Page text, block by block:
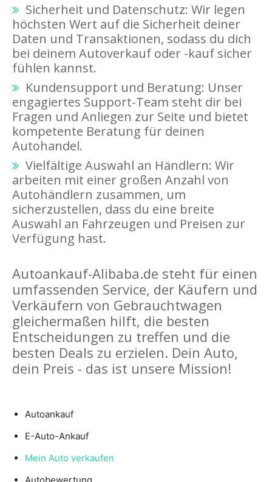
Sicherheit und Datenschutz: Wir legen
höchsten Wert auf die Sicherheit deiner
Daten und Transaktionen, sodass du dich
bei deinem Autoverkauf oder -kauf sicher
fühlen kannst.
Kundensupport und Beratung: Unser
engagiertes Support-Team steht dir bei
Fragen und Anliegen zur Seite und bietet
kompetente Beratung für deinen
Autohandel.
Vielfältige Auswahl an Händlern: Wir
arbeiten mit einer großen Anzahl von
Autohändlern zusammen, um
sicherzustellen, dass du eine breite
Auswahl an Fahrzeugen und Preisen zur
Verfügung hast.
Autoankauf-Alibaba.de steht für einen
umfassenden Service, der Käufern und
Verkäufern von Gebrauchtwagen
gleichermaßen hilft, die besten
Entscheidungen zu treffen und die
besten Deals zu erzielen. Dein Auto,
dein Preis - das ist unsere Mission!
Autoankauf
E-Auto-Ankauf
Mein Auto verkaufen